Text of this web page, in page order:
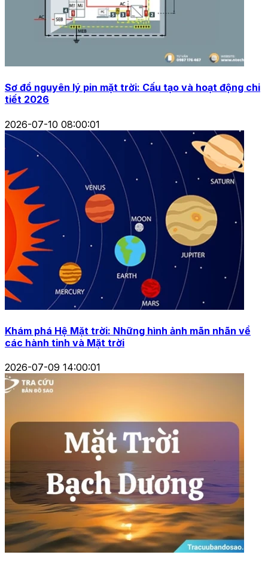
Sơ đồ nguyên lý pin mặt trời: Cấu tạo và hoạt động chi
tiết 2026
2026-07-10 08:00:01
Khám phá Hệ Mặt trời: Những hình ảnh mãn nhãn về
các hành tinh và Mặt trời
2026-07-09 14:00:01